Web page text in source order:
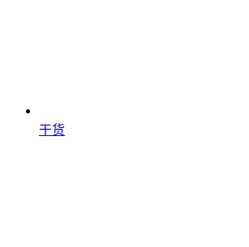
干货